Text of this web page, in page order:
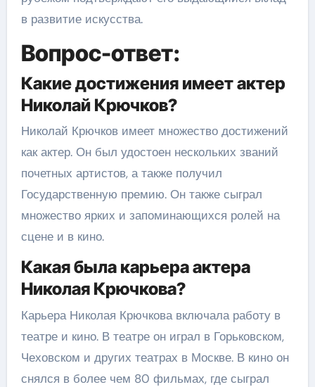
в развитие искусства.
Вопрос-ответ:
Какие достижения имеет актер
Николай Крючков?
Николай Крючков имеет множество достижений
как актер. Он был удостоен нескольких званий
почетных артистов, а также получил
Государственную премию. Он также сыграл
множество ярких и запоминающихся ролей на
сцене и в кино.
Какая была карьера актера
Николая Крючкова?
Карьера Николая Крючкова включала работу в
театре и кино. В театре он играл в Горьковском,
Чеховском и других театрах в Москве. В кино он
снялся в более чем 80 фильмах, где сыграл